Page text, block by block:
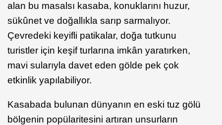
alan bu masalsı kasaba, konuklarını huzur,
sükûnet ve doğallıkla sarıp sarmalıyor.
Çevredeki keyifli patikalar, doğa tutkunu
turistler için keşif turlarına imkân yaratırken,
mavi sularıyla davet eden gölde pek çok
etkinlik yapılabiliyor.
Kasabada bulunan dünyanın en eski tuz gölü
bölgenin popülaritesini artıran unsurların